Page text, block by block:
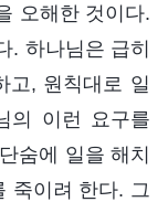
오해한 것이다.
. 하나님은 급히
고, 원칙대로 일
의 이런 요구를
숨에 일을 해치
죽이려 한다. 그